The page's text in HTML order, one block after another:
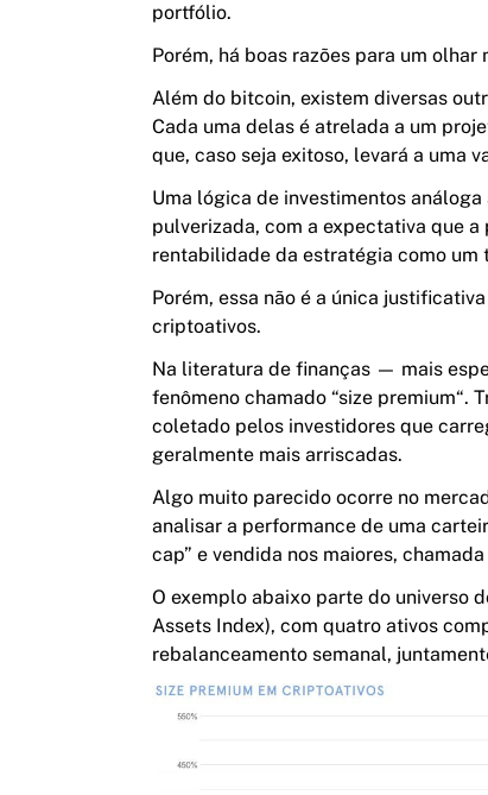
portfólio.
Porém, há boas razões para um
Além do bitcoin, existem diversas
Cada uma delas é atrelada a um
que, caso seja exitoso, levará a uma
Uma lógica de investimentos
pulverizada, com a expectativa que
rentabilidade da estratégia como um
Porém, essa não é a única
criptoativos.
Na literatura de finanças — mais
fenômeno chamado “size premium“.
coletado pelos investidores que
geralmente mais arriscadas.
Algo muito parecido ocorre no
analisar a performance de uma
cap” e vendida nos maiores, chamada
O exemplo abaixo parte do universo
Assets Index), com quatro ativos
rebalanceamento semanal,